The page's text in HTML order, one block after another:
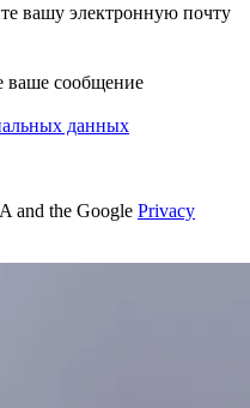
вашу электронную почту
ваше сообщение
данных
and the Google Privacy